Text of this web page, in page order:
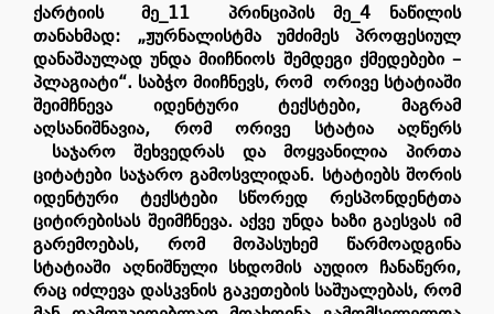
ქარტიის მე_11 პრინციპის მე_4 ნაწილის
თანახმად: „ჟურნალისტმა უმძიმეს პროფესიულ
დანაშაულად უნდა მიიჩნიოს შემდეგი ქმედებები –
პლაგიატი“. საბჭო მიიჩნევს, რომ ორივე სტატიაში
შეიმჩნევა იდენტური ტექსტები, მაგრამ
აღსანიშნავია, რომ ორივე სტატია აღწერს
საჯარო შეხვედრას და მოყვანილია პირთა
ციტატები საჯარო გამოსვლიდან. სტატიებს შორის
იდენტური ტექსტები სწორედ რესპონდენტთა
ციტირებისას შეიმჩნევა. აქვე უნდა ხაზი გაესვას იმ
გარემოებას, რომ მოპასუხემ წარმოადგინა
სტატიაში აღნიშნული სხდომის აუდიო ჩანაწერი,
რაც იძლევა დასკვნის გაკეთების საშუალებას, რომ